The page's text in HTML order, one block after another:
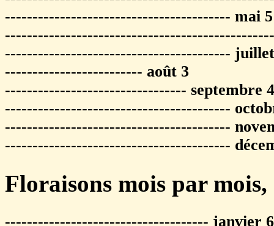
----------------------------------------- mai 5
-----------------------------------------
------------------------- août 3
--------------------------------- septembre 4
-----------------------------------------
-----------------------------------------
-----------------------------------------
Floraisons mois par mois,
------------------------------------- janvier 6